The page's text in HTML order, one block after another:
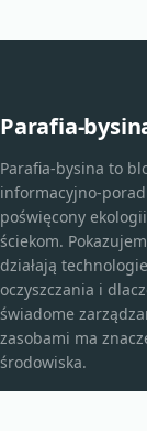
Parafia-
Parafia-bysina to
informacyjno-
poświęcony
ściekom.
działają technologie
oczyszczania i
świadome
zasobami ma
środowiska.